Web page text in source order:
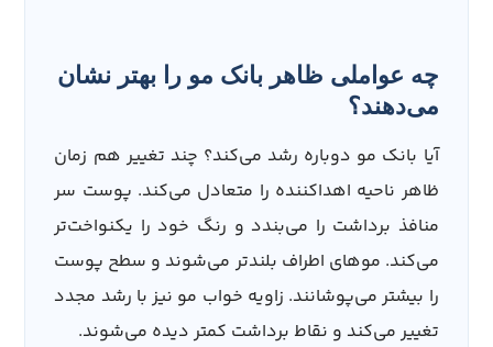
چه عواملی ظاهر بانک مو را بهتر نشان
می‌دهند؟
آیا بانک مو دوباره رشد می‌کند؟ چند تغییر هم‌ زمان
ظاهر ناحیه اهداکننده را متعادل می‌کند. پوست سر
منافذ برداشت را می‌بندد و رنگ خود را یکنواخت‌تر
می‌کند. موهای اطراف بلندتر می‌شوند و سطح پوست
را بیشتر می‌پوشانند. زاویه خواب مو نیز با رشد مجدد
تغییر می‌کند و نقاط برداشت کمتر دیده می‌شوند.